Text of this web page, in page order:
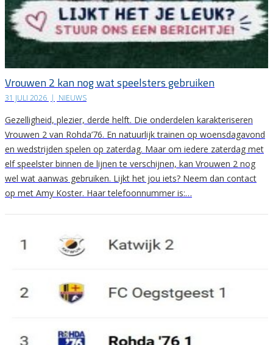
Vrouwen 2 kan nog wat speelsters gebruiken
31 JULI 2026 | NIEUWS
Gezelligheid, plezier, derde helft. Die onderdelen karakteriseren
Vrouwen 2 van Rohda’76. En natuurlijk trainen op woensdagavond
en wedstrijden spelen op zaterdag. Maar om iedere zaterdag met
elf speelster binnen de lijnen te verschijnen, kan Vrouwen 2 nog
wel wat aanwas gebruiken. Lijkt het jou iets? Neem dan contact
op met Amy Koster. Haar telefoonnummer is:…